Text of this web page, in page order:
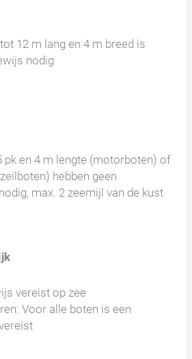
12 m lang en 4 m breed is
nodig
pk en 4 m lengte (motorboten) of
hebben geen
max. 2 zeemijl van de kust
vereist op zee
Voor alle boten is een